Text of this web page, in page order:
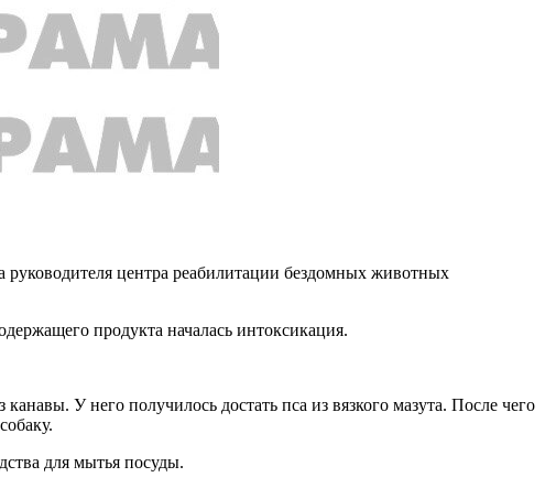
руководителя центра реабилитации бездомных животных
продукта началась интоксикация.
канавы. У него получилось достать пса из вязкого мазута. После чего
для мытья посуды.